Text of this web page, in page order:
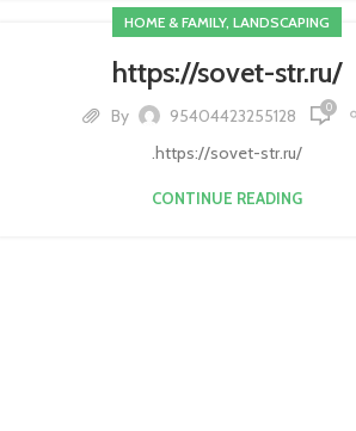
HOME & FAMILY, LANDSCAPING
https://sovet-str.ru/
By 95404423255128 0
.https://sovet-str.ru/
CONTINUE READING